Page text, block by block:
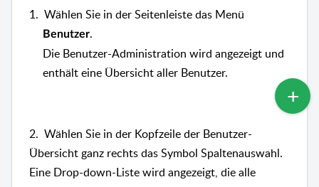
1. Wählen Sie in der Seitenleiste das Menü
Benutzer.
Die Benutzer-Administration wird angezeigt und
enthält eine Übersicht aller Benutzer.
2. Wählen Sie in der Kopfzeile der Benutzer-
Übersicht ganz rechts das Symbol Spaltenauswahl.
Eine Drop-down-Liste wird angezeigt, die alle